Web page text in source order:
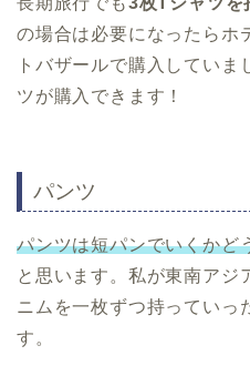
の場合は必要になったらホ
トバザールで購入してい
ツが購入できます！
パンツ
パンツは短パンでいくかど
と思います。私が東南アジ
ニムを一枚ずつ持っていっ
す。